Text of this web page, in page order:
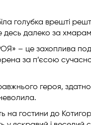
голубка врешті
далеко за
– це захоплива
за п’єсою
героя,
на гостини до